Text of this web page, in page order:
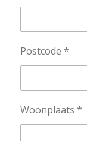
Postcode *
Woonplaats *